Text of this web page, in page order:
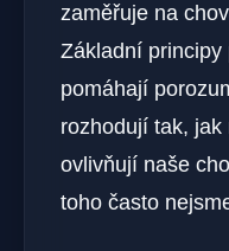
zaměřuje na
Základní principy
pomáhají
rozhodují tak,
ovlivňují naše
toho často